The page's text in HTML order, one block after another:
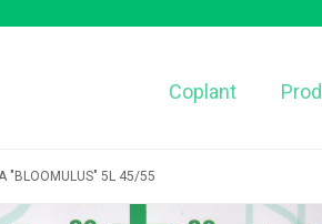
Coplant
"BLOOMULUS" 5L 45/55